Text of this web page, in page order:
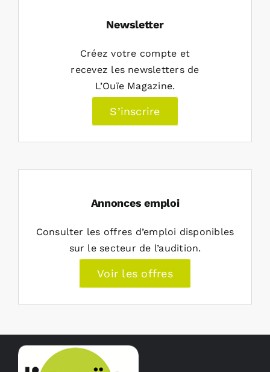
Newsletter
Créez votre compte et
recevez les newsletters de
L’Ouïe Magazine.
S’inscrire
Annonces emploi
Consulter les offres d’emploi disponibles
sur le secteur de l’audition.
Voir les offres